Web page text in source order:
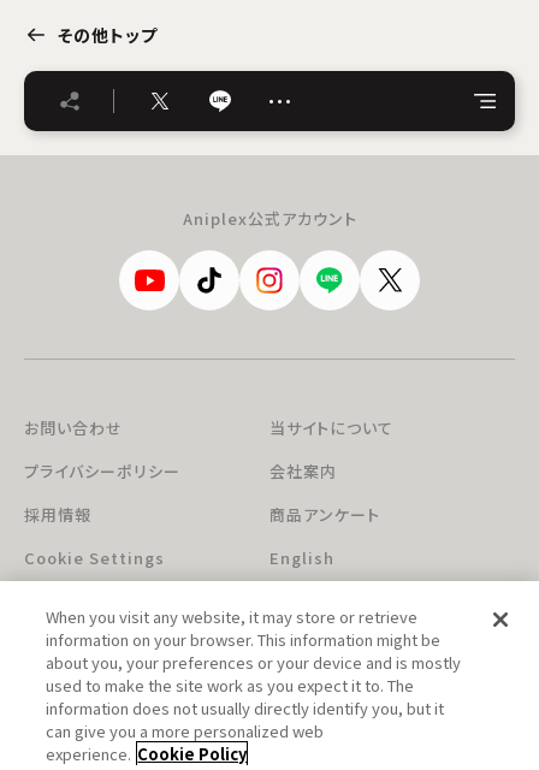
その他トップ
…
Aniplex公式アカウント
お問い合わせ
当サイトについて
プライバシーポリシー
会社案内
採用情報
商品アンケート
Cookie Settings
English
このホームページに掲載されている著作物の無断利用を禁じます。
When you visit any website, it may store or retrieve
information on your browser. This information might be
about you, your preferences or your device and is mostly
used to make the site work as you expect it to. The
information does not usually directly identify you, but it
can give you a more personalized web
experience. Cookie Policy